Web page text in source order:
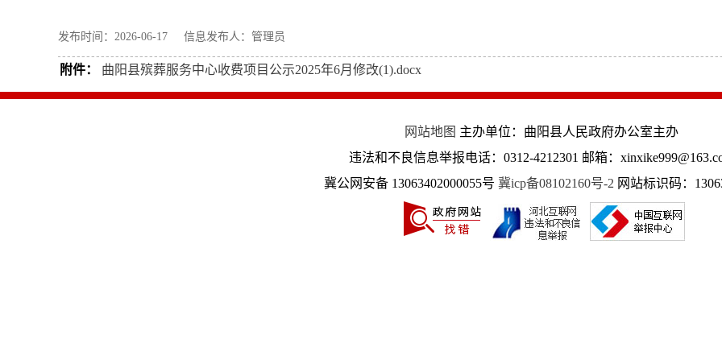
发布时间：2026-06-17 信息发布人：管理员
附件： 曲阳县殡葬服务中心收费项目公示2025年6月修改(1).docx
网站地图 主办单位：曲阳县人民政府办公室主办
违法和不良信息举报电话：0312-4212301 邮箱：
冀公网安备 13063402000055号 冀icp备08102160号-2 网站标识码：